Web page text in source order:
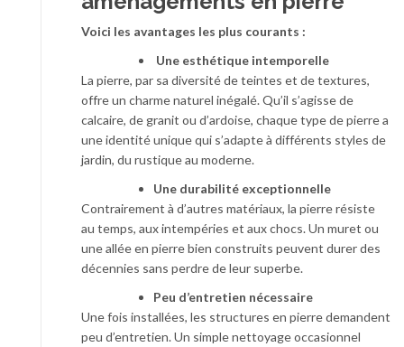
Voici les avantages les plus courants :
Une esthétique intemporelle
La pierre, par sa diversité de teintes et de textures,
offre un charme naturel inégalé. Qu’il s’agisse de
calcaire, de granit ou d’ardoise, chaque type de pierre a
une identité unique qui s’adapte à différents styles de
jardin, du rustique au moderne.
Une durabilité exceptionnelle
Contrairement à d’autres matériaux, la pierre résiste
au temps, aux intempéries et aux chocs. Un muret ou
une allée en pierre bien construits peuvent durer des
décennies sans perdre de leur superbe.
Peu d’entretien nécessaire
Une fois installées, les structures en pierre demandent
peu d’entretien. Un simple nettoyage occasionnel